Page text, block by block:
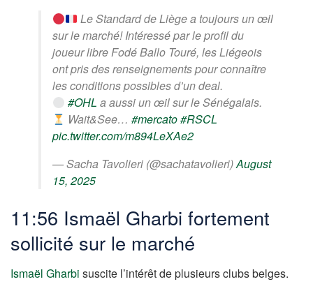
Le Standard de Liège a toujours un œil
sur le marché! Intéressé par le profil du
joueur libre Fodé Ballo Touré, les Liégeois
ont pris des renseignements pour connaître
les conditions possibles d’un deal.
#OHL a aussi un œil sur le Sénégalais.
Wait&See…#mercato#RSCL
pic.twitter.com/m894LeXAe2
— Sacha Tavolieri (@sachatavolieri)August
15, 2025
11:56 Ismaël Gharbi fortement
sollicité sur le marché
Ismaël Gharbi suscite l’intérêt de plusieurs clubs belges.